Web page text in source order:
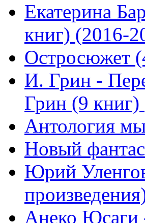
Екатерина
книг) (2016-
Остросюжет
И. Грин -
Грин (9
Антология
Новый
Юрий
Анеко Юсаги